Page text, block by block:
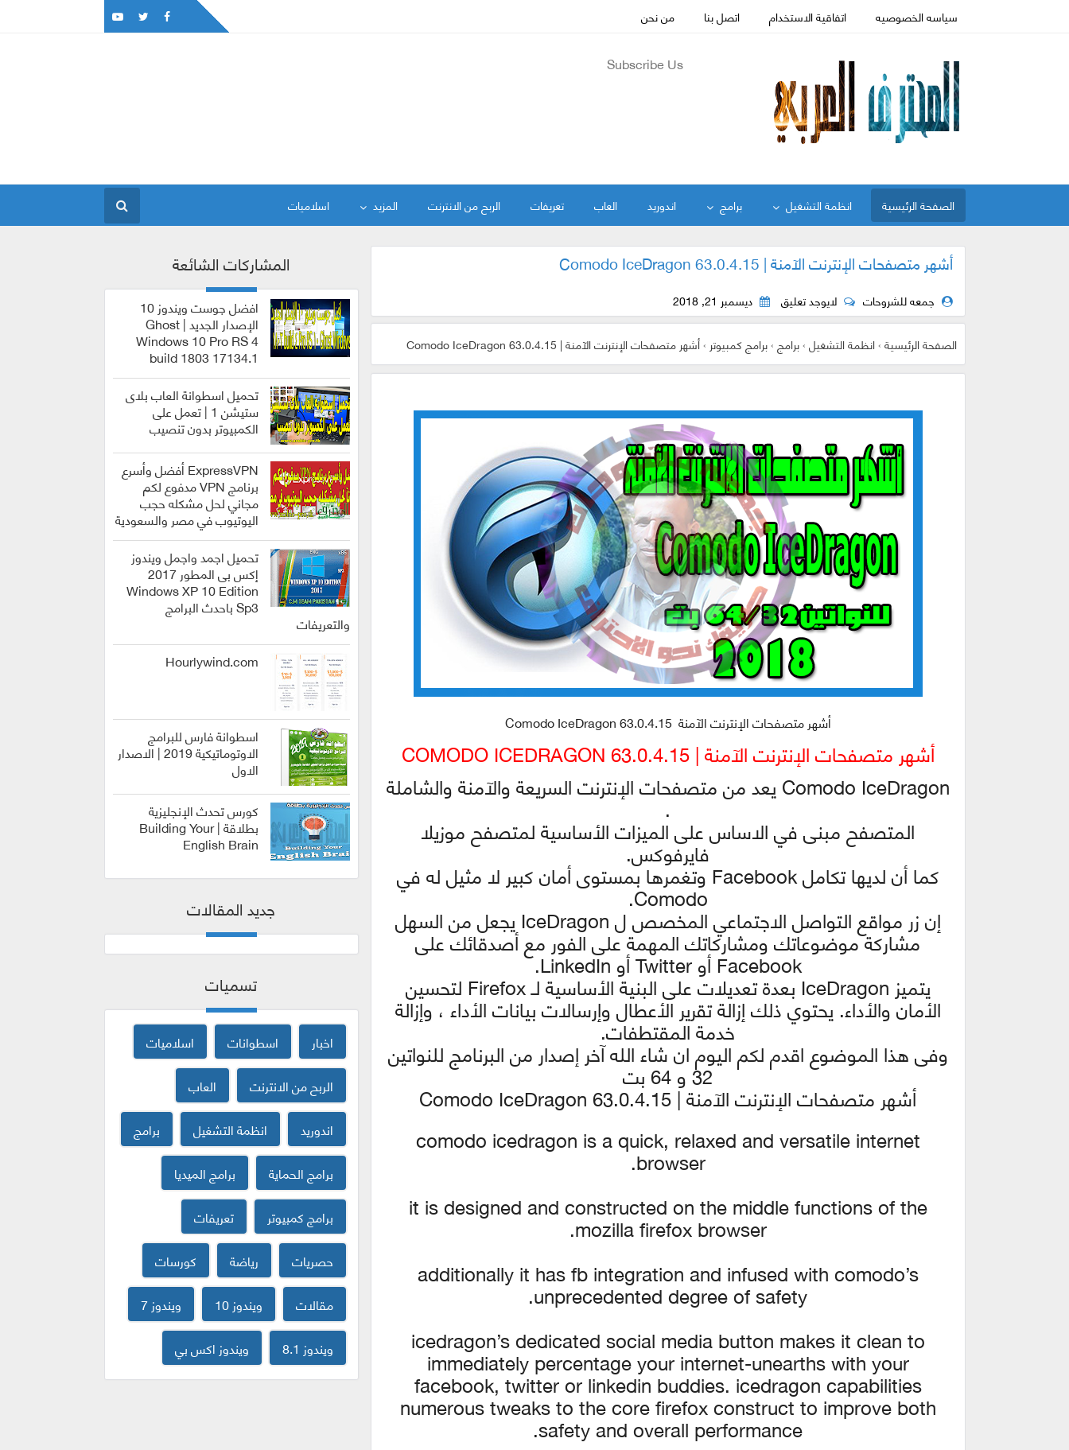
سياسه الخصوصيه اتفاقية الاستخدام اتصل بنا من نحن
Subscribe Us
الصفحة الرئيسية انظمة التشغيل برامج اندوريد العاب تعريفات الربح من الانترنت المزيد اسلاميات
أشهر متصفحات الإنترنت الآمنة | Comodo IceDragon 63.0.4.15
جمعه للشروحات لايوجد تعليق ديسمبر 21, 2018
الصفحة الرئيسية›انظمة التشغيل›برامج›برامج كمبيوتر›أشهر متصفحات الإنترنت الآمنة | Comodo IceDragon 63.0.4.15
أشهر متصفحات الإنترنت الآمنة Comodo IceDragon 63.0.4.15
أشهر متصفحات الإنترنت الآمنة | COMODO ICEDRAGON 63.0.4.15
Comodo IceDragon يعد من متصفحات الإنترنت السريعة والآمنة والشاملة
.
المتصفح مبنى في الاساس على الميزات الأساسية لمتصفح موزيلا
فايرفوكس.
كما أن لديها تكامل Facebook وتغمرها بمستوى أمان كبير لا مثيل له في
Comodo.
إن زر مواقع التواصل الاجتماعي المخصص ل IceDragon يجعل من السهل
مشاركة موضوعاتك ومشاركاتك المهمة على الفور مع أصدقائك على
Facebook أو Twitter أو LinkedIn.
يتميز IceDragon بعدة تعديلات على البنية الأساسية لـ Firefox لتحسين
الأمان والأداء. يحتوي ذلك إزالة تقرير الأعطال وإرسالات بيانات الأداء ، وإزالة
خدمة المقتطفات.
وفى هذا الموضوع اقدم لكم اليوم ان شاء الله آخر إصدار من البرنامج للنواتين
32 و 64 بت
أشهر متصفحات الإنترنت الآمنة | Comodo IceDragon 63.0.4.15
comodo icedragon is a quick, relaxed and versatile internet
browser.
it is designed and constructed on the middle functions of the
mozilla firefox browser.
additionally it has fb integration and infused with comodo’s
unprecedented degree of safety.
icedragon’s dedicated social media button makes it clean to
immediately percentage your internet-unearths with your
facebook, twitter or linkedin buddies. icedragon capabilities
numerous tweaks to the core firefox construct to improve both
safety and overall performance.
المشاركات الشائعة
انظمة
التشغيل
افضل جوست ويندوز 10
الإصدار الجديد | Ghost
Windows 10 Pro RS 4
build 1803 17134.1
العاب
تحميل اسطوانة العاب بلاى
ستيشن 1 | تعمل على
الكمبيوتر بدون تنصيب
برامج
ExpressVPN أفضل وأسرع
برنامج VPN مدفوع لكم
مجاني لحل مشكله حجب
اليوتيوب في مصر والسعودية
انظمة
التشغيل
تحميل اجمد واجمل ويندوز
إكس بى المطور 2017
Windows XP 10 Edition
Sp3 باحدث البرامج
والتعريفات
Hourlywind.com
الربح من
الانترنت
اسطوانة فارس للبرامج
الاوتوماتيكية 2019 | الاصدار
الاول
كورسات
كورس تحدث الإنجليزية
بطلاقة | Building Your
English Brain
جديد المقالات
تسميات
اخبار اسطوانات
اسلاميات
الربح من الانترنت
العاب
اندوريد
انظمة التشغيل
برامج
برامج الحماية
برامج الميديا
برامج كمبيوتر
تعريفات
حصريات
رياضة
كورسات
مقالات
ويندوز 10
ويندوز 7
ويندوز 8.1
ويندوز اكس بي